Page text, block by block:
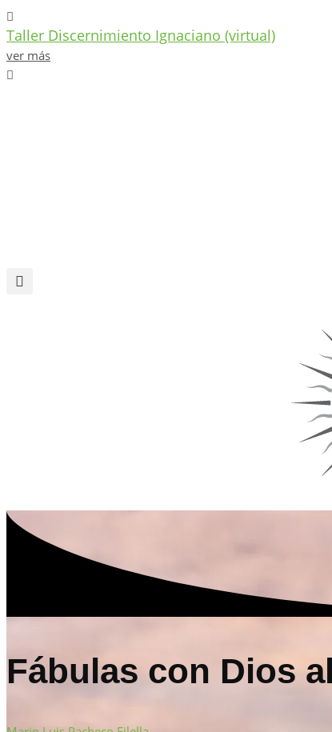
Ir
al
contenido
Taller Discernimiento Ignaciano (virtual)
ver más
Fábulas con Dios